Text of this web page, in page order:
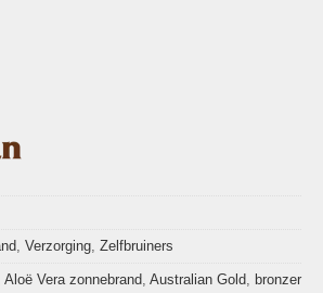
Verzorging Zelfbruiners
Aloë Vera zonnebrand Australian Gold
bronzer